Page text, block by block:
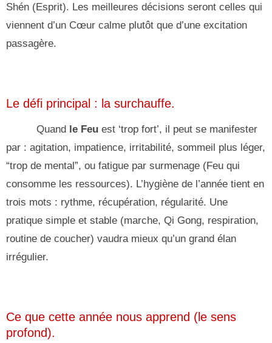
Shén (Esprit). Les meilleures décisions seront celles qui
viennent d’un Cœur calme plutôt que d’une excitation
passagère.
Le défi principal : la surchauffe.
Quand le Feu est ‘trop fort’, il peut se manifester
par : agitation, impatience, irritabilité, sommeil plus léger,
“trop de mental”, ou fatigue par surmenage (Feu qui
consomme les ressources). L’hygiène de l’année tient en
trois mots : rythme, récupération, régularité. Une
pratique simple et stable (marche, Qi Gong, respiration,
routine de coucher) vaudra mieux qu’un grand élan
irrégulier.
Ce que cette année nous apprend (le sens
profond).